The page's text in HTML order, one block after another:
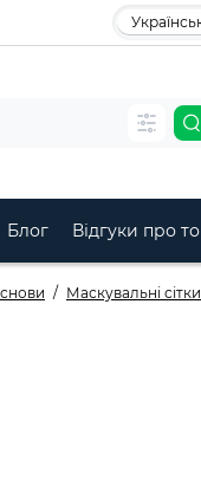
Блог Відгуки про
Маскувальні